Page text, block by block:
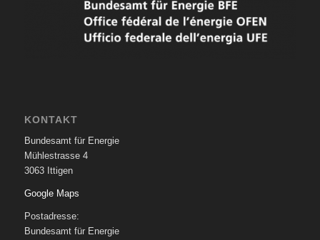
KONTAKT
Bundesamt für Energie
Mühlestrasse 4
3063 Ittigen
Google Maps
Postadresse:
Bundesamt für Energie